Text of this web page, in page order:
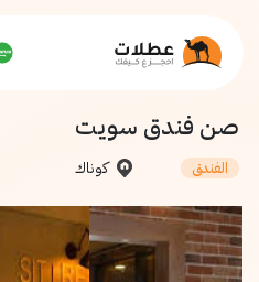
صن فندق سويت
الفندق كوناك